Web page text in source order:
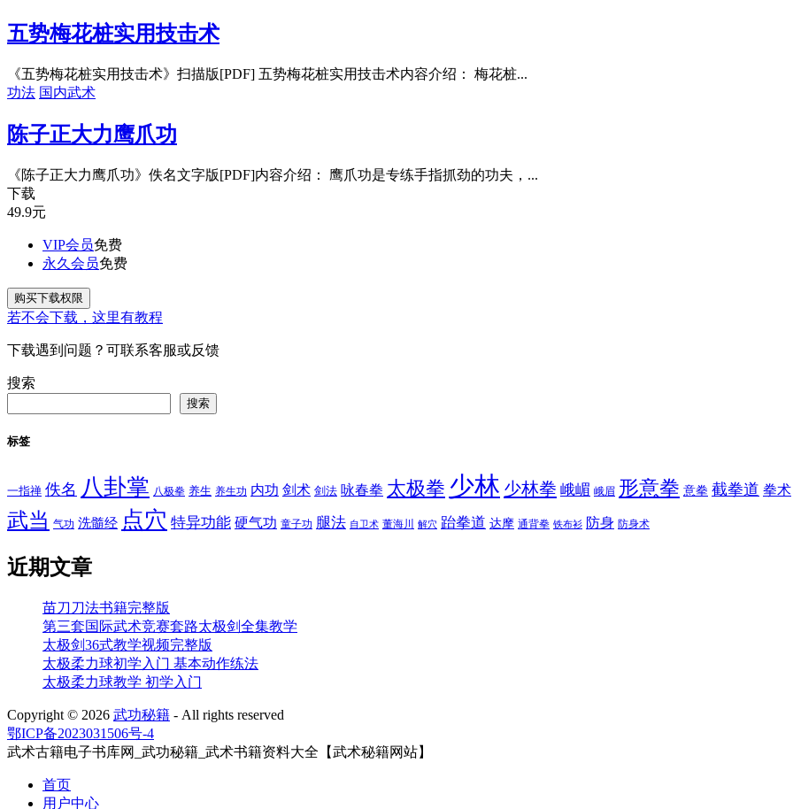
五势梅花桩实用技击术
《五势梅花桩实用技击术》扫描版[PDF] 五势梅花桩实用技击术内容介绍： 梅花桩...
功法 国内武术
陈子正大力鹰爪功
《陈子正大力鹰爪功》佚名文字版[PDF]内容介绍： 鹰爪功是专练手指抓劲的功夫，...
下载
49.9元
VIP会员免费
永久会员免费
购买下载权限
若不会下载，这里有教程
下载遇到问题？可联系客服或反馈
搜索
搜索
标签
一指禅 佚名 八卦掌 八极拳 养生 养生功 内功 剑术 剑法 咏春拳 太极拳 少林 少林拳 峨嵋 峨眉 形意拳 意拳 截拳道 拳术
武当 气功 洗髓经 点穴 特异功能 硬气功 童子功 腿法 自卫术 董海川 解穴 跆拳道 达摩 通背拳 铁布衫 防身 防身术
近期文章
苗刀刀法书籍完整版
第三套国际武术竞赛套路太极剑全集教学
太极剑36式教学视频完整版
太极柔力球初学入门 基本动作练法
太极柔力球教学 初学入门
Copyright © 2026 武功秘籍 - All rights reserved
鄂ICP备2023031506号-4
武术古籍电子书库网_武功秘籍_武术书籍资料大全【武术秘籍网站】
首页
用户中心